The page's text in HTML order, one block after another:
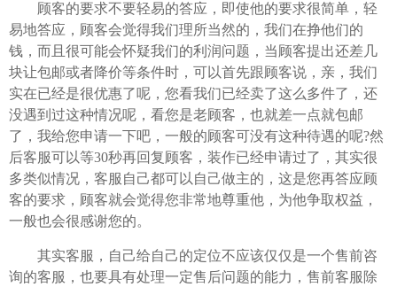
顾客的要求不要轻易的答应，即使他的要求很简单，轻
易地答应，顾客会觉得我们理所当然的，我们在挣他们的
钱，而且很可能会怀疑我们的利润问题，当顾客提出还差几
块让包邮或者降价等条件时，可以首先跟顾客说，亲，我们
实在已经是很优惠了呢，您看我们已经卖了这么多件了，还
没遇到过这种情况呢，看您是老顾客，也就差一点就包邮
了，我给您申请一下吧，一般的顾客可没有这种待遇的呢?然
后客服可以等30秒再回复顾客，装作已经申请过了，其实很
多类似情况，客服自己都可以自己做主的，这是您再答应顾
客的要求，顾客就会觉得您非常地尊重他，为他争取权益，
一般也会很感谢您的。
其实客服，自己给自己的定位不应该仅仅是一个售前咨
询的客服，也要具有处理一定售后问题的能力，售前客服除